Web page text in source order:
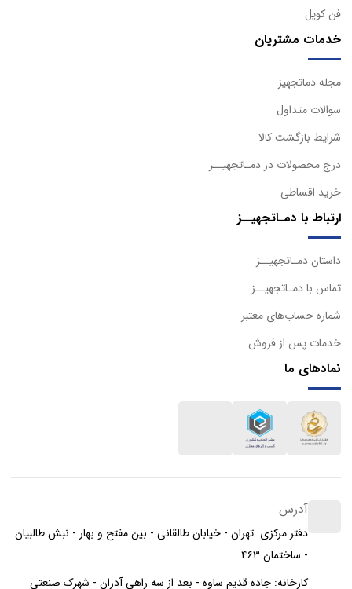
فن کویل
خدمات مشتریان
مجله دماتجهیز
سوالات متداول
شرایط بازگشت کالا
درج محصولات در دمـاتجهیــز
خرید اقساطی
ارتباط با دمـاتجهیــز
داستان دمـاتجهیــز
تماس با دمـاتجهیــز
شماره حساب‌های معتبر
خدمات پس از فروش
نمادهای ما
آدرس
دفتر مرکزی: تهران - خیابان طالقانی - بین مفتح و بهار - نبش طالبیان
- ساختمان ۴۶۳
کارخانه: جاده قدیم ساوه - بعد از سه راهی آدران - شهرک صنعتی